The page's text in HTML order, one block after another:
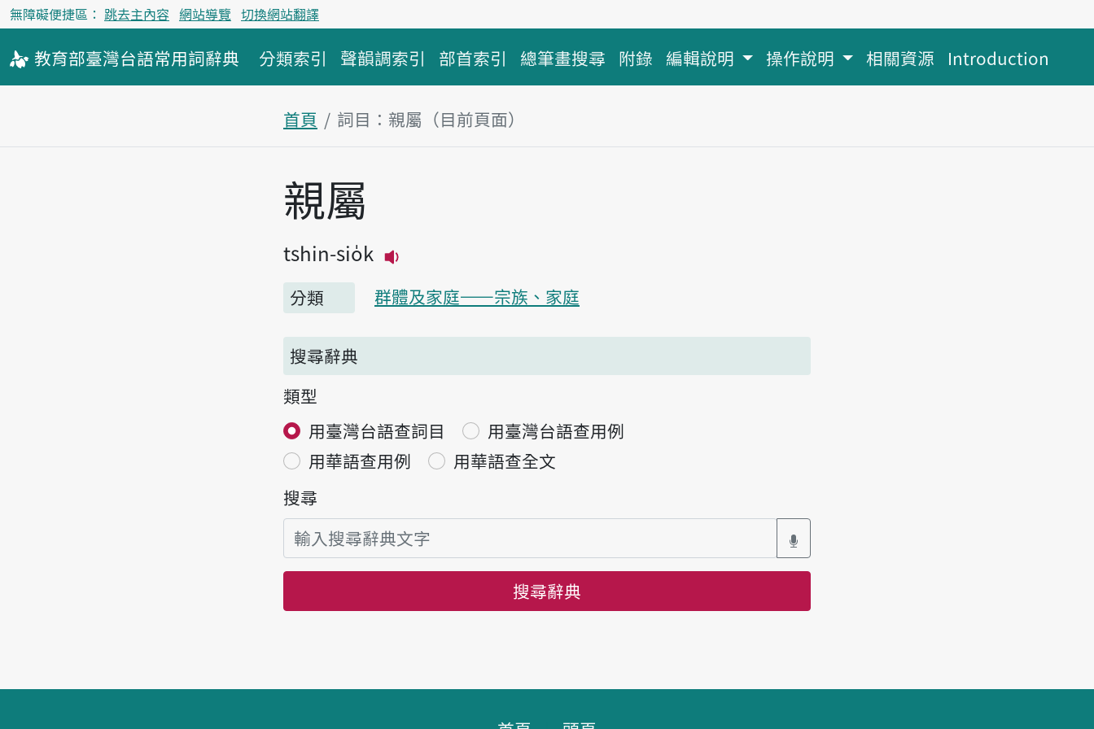
無障礙便捷區： 跳去主內容 網站導覽 切換網站翻譯
教育部臺灣台語常用詞辭典 分類索引 聲韻調索引 部首索引 總筆畫搜尋 附錄 編輯說明 操作說明 相關資源 Introduction
首頁 詞目：親屬（目前頁面）
主內容區塊
親屬
tshin-sio̍k
分類
群體及家庭——宗族、家庭
搜尋辭典
類型
用臺灣台語查詞目
用臺灣台語查用例
用華語查用例
用華語查全文
搜尋
搜尋辭典